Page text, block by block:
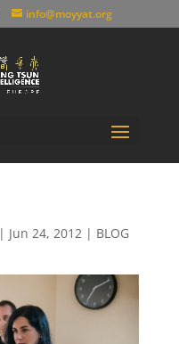
info@moyyat.org
| Jun 24, 2012| BLOG